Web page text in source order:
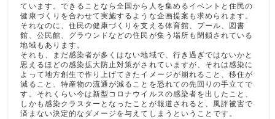
ています。できることなら全国から人を集めるイベントと住民の
健康づくりを合わせて実施するような企画提案も求められます。
それなのに、住民の健康づくりを支える体育館、プール、図書
館、公民館、グラウンドなどの住民が集う場所も閉鎖されている
地域もあります。
それも、まだ感染者が多くはない地域で、行き過ぎではないかと
思えるほどの感染拡大防止対策がされていますが、それは感染に
よって地方創生で作り上げてきたイメージが崩れること、移住が
減ること、特産物の流通が減ることを恐れての先回りの手立てで
す。それくらい今は新型コロナウイルスの感染者を出したこと、
しかも感染クラスターとなったことが報道されると、風評被害で
済まない決定的なダメージを与えてしまうということです。